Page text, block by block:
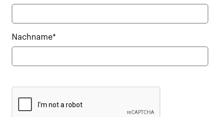
Nachname*